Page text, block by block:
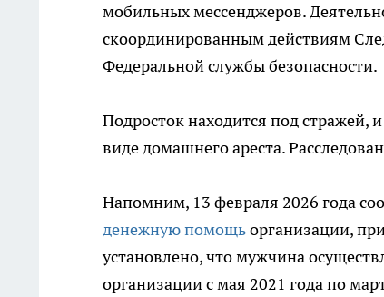
мобильных мессенджеров.
скоординированным действиям
Федеральной службы безопасности.
Подросток находится под стражей,
виде домашнего ареста.
Напомним, 13 февраля 2026 года
денежную помощьорганизации,
установлено, что мужчина
организации с мая 2021 года по